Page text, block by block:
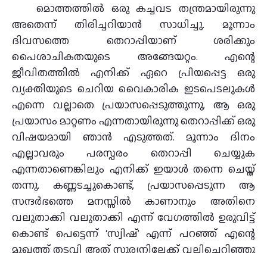
മൊത്തത്തില്‍ ഒരു കച്ചവട തന്ത്രമായിരുന്നു
അതെന്ന് തിരിച്ചറിയാന്‍ സാധിച്ചു. മൂന്നാം
ദിവസത്തെ തെറാപ്പിയാണ് ശരിക്കും
പൈശാചികതയുടെ അങ്ങേയറ്റം. എന്റെ
ജീവിതത്തില്‍ എനിക്ക് ഏറെ പ്രിയപ്പെട്ട ഒരു
വ്യക്തിയുടെ ചെറിയ വൈകാരിക ഇടപെടലുകള്‍
എന്നെ വല്ലാതെ പ്രയാസപ്പെടുത്തുന്നു, ആ ഒരു
പ്രയാസം മാറ്റണം എന്നതായിരുന്നു തെറാപ്പിക്ക് ഒരു
വിഷയമായി ഞാന്‍ എടുത്തത്. മൂന്നാം ദിനം
എല്ലാവരും പരസ്പരം തെറാപ്പി ചെയ്യുക
എന്നതാണെങ്കിലും എനിക്ക് ഇയാള്‍ തന്നെ ചെയ്ത്
തന്നു. കണ്ണടച്ചുകൊണ്ട്, പ്രയാസപ്പെടുന്ന ആ
സന്ദര്‍ഭത്തെ മനസ്സില്‍ കാണാനും അതിനെ
വലുതാക്കി വലുതാക്കി എന്ന് വേഗത്തില്‍ ഉരുവിട്ട്
കൊണ്ട് പെട്ടെന്ന് ‘സ്വിഷ്’ എന്ന് പറഞ്ഞ് എന്റെ
മുഖത്ത് തടവി അത് സൂര്യനിലേക്ക് വലിച്ചെറിഞ്ഞു